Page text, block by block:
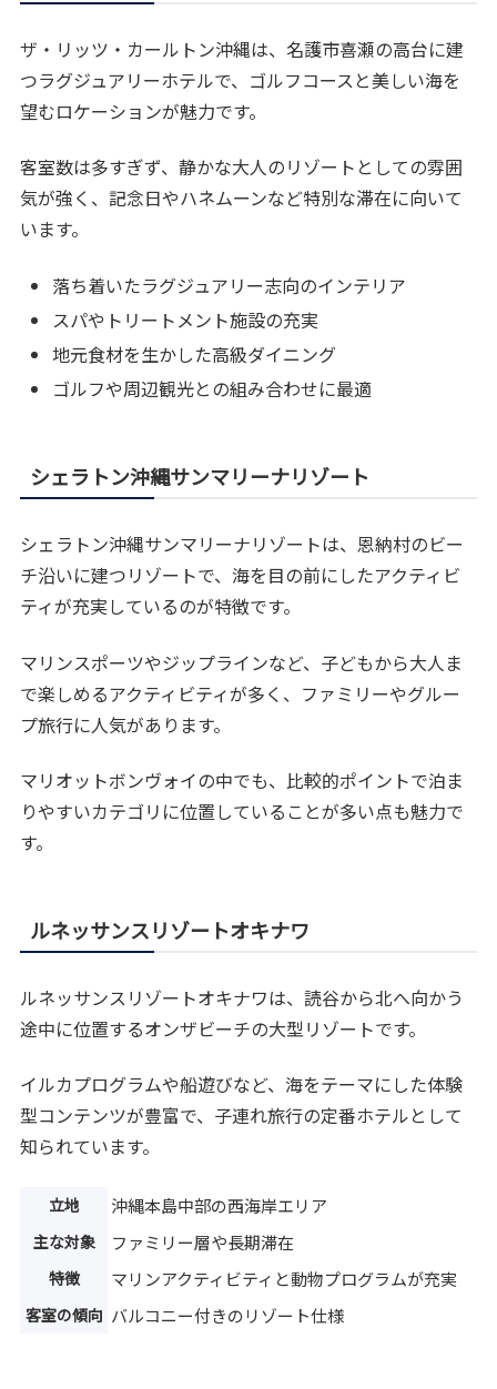
ザ・リッツ・カールトン沖縄は、名護市喜瀬の高台に建
つラグジュアリーホテルで、ゴルフコースと美しい海を
望むロケーションが魅力です。
客室数は多すぎず、静かな大人のリゾートとしての雰囲
気が強く、記念日やハネムーンなど特別な滞在に向いて
います。
落ち着いたラグジュアリー志向のインテリア
スパやトリートメント施設の充実
地元食材を生かした高級ダイニング
ゴルフや周辺観光との組み合わせに最適
シェラトン沖縄サンマリーナリゾート
シェラトン沖縄サンマリーナリゾートは、恩納村のビー
チ沿いに建つリゾートで、海を目の前にしたアクティビ
ティが充実しているのが特徴です。
マリンスポーツやジップラインなど、子どもから大人ま
で楽しめるアクティビティが多く、ファミリーやグルー
プ旅行に人気があります。
マリオットボンヴォイの中でも、比較的ポイントで泊ま
りやすいカテゴリに位置していることが多い点も魅力で
す。
ルネッサンスリゾートオキナワ
ルネッサンスリゾートオキナワは、読谷から北へ向かう
途中に位置するオンザビーチの大型リゾートです。
イルカプログラムや船遊びなど、海をテーマにした体験
型コンテンツが豊富で、子連れ旅行の定番ホテルとして
知られています。
立地 沖縄本島中部の西海岸エリア
主な対象 ファミリー層や長期滞在
特徴 マリンアクティビティと動物プログラムが充実
客室の傾向 バルコニー付きのリゾート仕様